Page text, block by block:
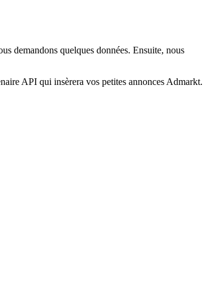
demandons quelques données. Ensuite, nous
API qui insèrera vos petites annonces Admarkt.